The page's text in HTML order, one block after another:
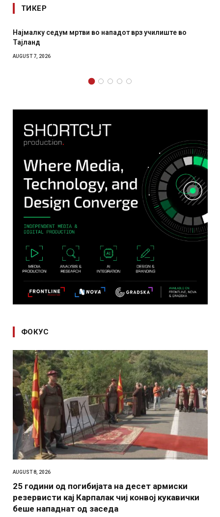
ТИКЕР
Најмалку седум мртви во нападот врз училиште во
Тајланд
AUGUST 7, 2026
ФОКУС
AUGUST 8, 2026
25 години од погибијата на десет армиски
резервисти кај Карпалак чиј конвој кукавички
беше нападнат од заседа